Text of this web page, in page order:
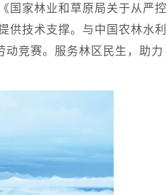
国家林业和草原局关于从严控
供技术支撑。与中国农林水利
动竞赛。服务林区民生，助力